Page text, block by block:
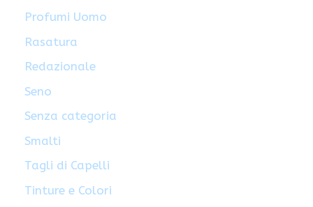
Profumi Uomo
Rasatura
Redazionale
Seno
Senza categoria
Smalti
Tagli di Capelli
Tinture e Colori